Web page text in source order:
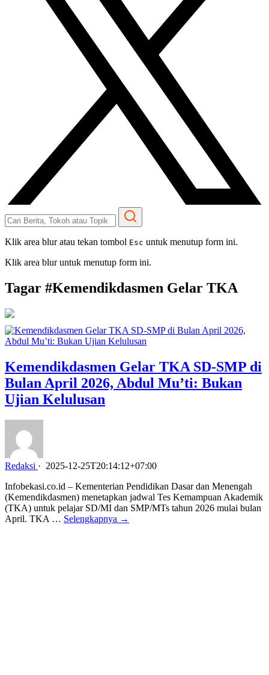
Klik area blur atau tekan tombol Esc untuk menutup form ini.
Klik area blur untuk menutup form ini.
Tagar #Kemendikdasmen Gelar TKA
Kemendikdasmen Gelar TKA SD-SMP di
Bulan April 2026, Abdul Mu’ti: Bukan
Ujian Kelulusan
Redaksi · 2025-12-25T20:14:12+07:00
Infobekasi.co.id – Kementerian Pendidikan Dasar dan Menengah
(Kemendikdasmen) menetapkan jadwal Tes Kemampuan Akademik
(TKA) untuk pelajar SD/MI dan SMP/MTs tahun 2026 mulai bulan
April. TKA … Selengkapnya →